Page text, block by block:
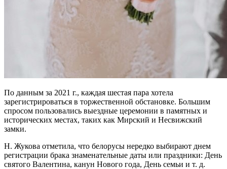
По данным за 2021 г., каждая шестая пара хотела
зарегистрироваться в торжественной обстановке. Большим
спросом пользовались выездные церемонии в памятных и
исторических местах, таких как Мирский и Несвижский
замки.
Н. Жукова отметила, что белорусы нередко выбирают днем
регистрации брака знаменательные даты или праздники: День
святого Валентина, канун Нового года, День семьи и т. д.